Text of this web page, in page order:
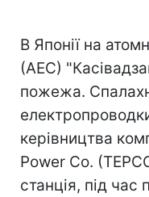
В Японії на
(АЕС)
пожежа.
керівництва
Power Co.
станція, під час